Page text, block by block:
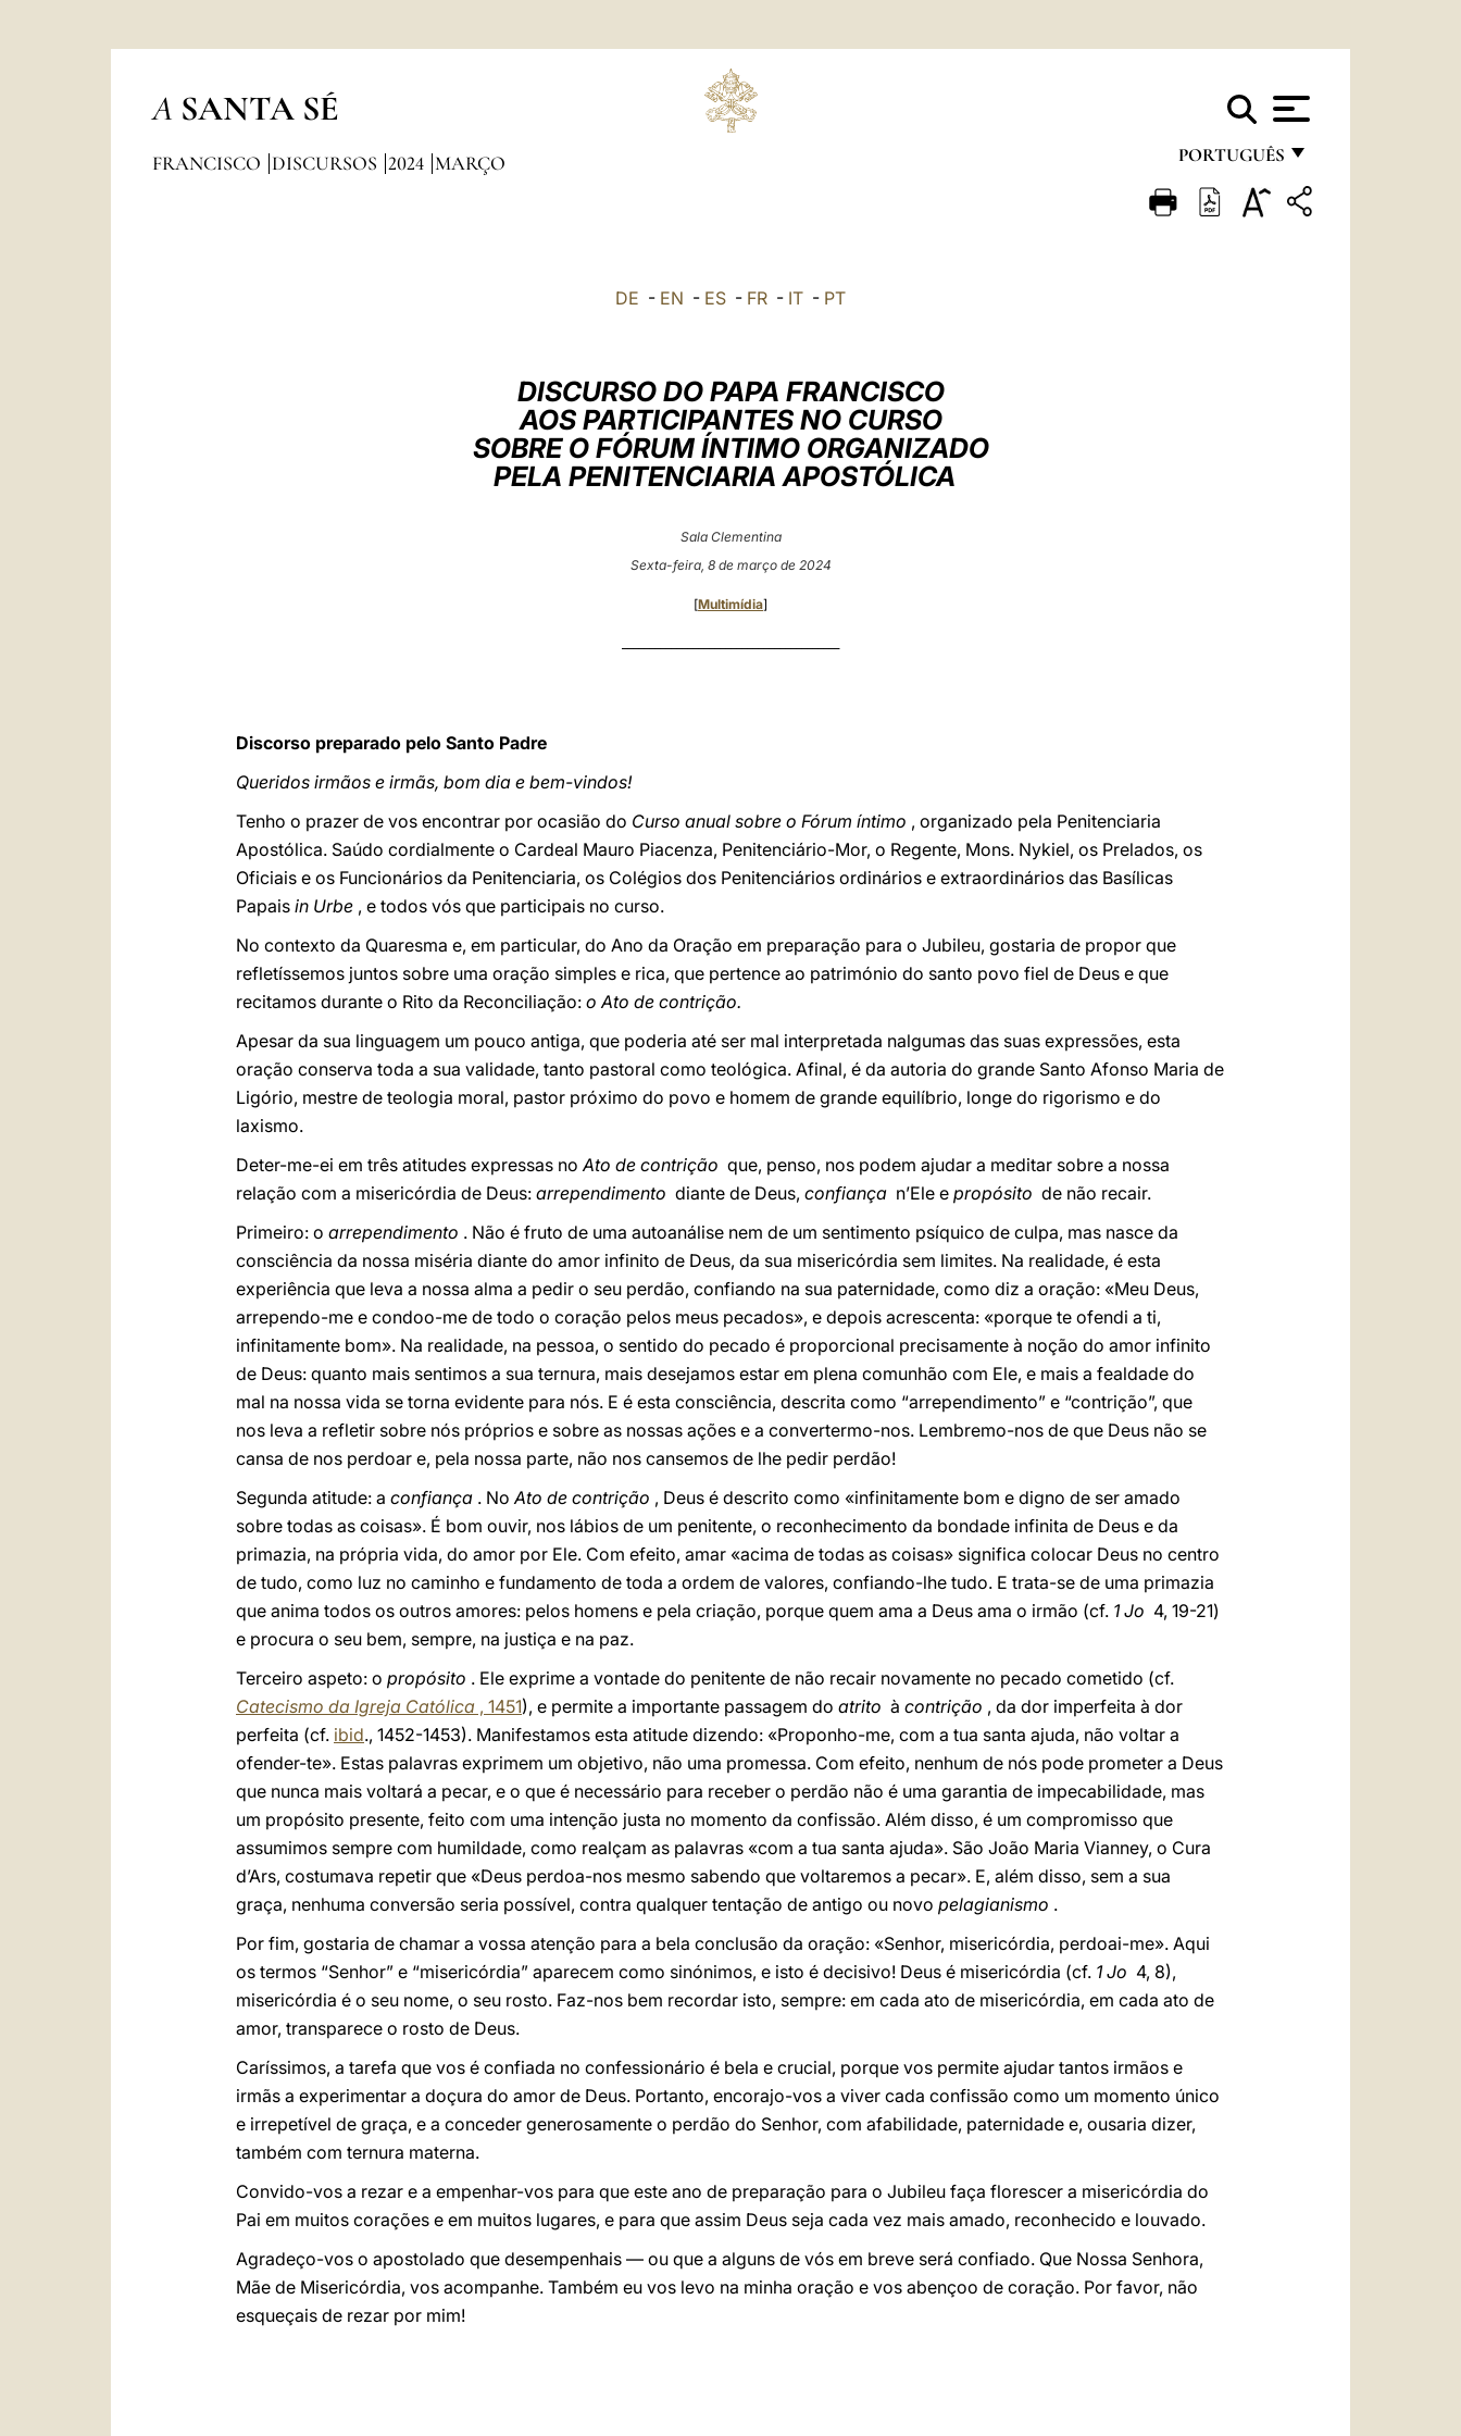
A SANTA SÉ
PORTUGUÊS
FRANÇAIS
FRANCISCO DISCURSOS 2024 MARÇO
DE - EN - ES - FR - IT - PT
DISCURSO DO PAPA FRANCISCO
AOS PARTICIPANTES NO CURSO
SOBRE O FÓRUM ÍNTIMO ORGANIZADO
PELA PENITENCIARIA APOSTÓLICA
Sala Clementina
Sexta-feira, 8 de março de 2024
[Multimídia]
Discorso preparado pelo Santo Padre
Queridos irmãos e irmãs, bom dia e bem-vindos!
Tenho o prazer de vos encontrar por ocasião do Curso anual sobre o Fórum íntimo , organizado pela Penitenciaria
Apostólica. Saúdo cordialmente o Cardeal Mauro Piacenza, Penitenciário-Mor, o Regente, Mons. Nykiel, os Prelados, os
Oficiais e os Funcionários da Penitenciaria, os Colégios dos Penitenciários ordinários e extraordinários das Basílicas
Papais in Urbe , e todos vós que participais no curso.
No contexto da Quaresma e, em particular, do Ano da Oração em preparação para o Jubileu, gostaria de propor que
refletíssemos juntos sobre uma oração simples e rica, que pertence ao património do santo povo fiel de Deus e que
recitamos durante o Rito da Reconciliação: o Ato de contrição.
Apesar da sua linguagem um pouco antiga, que poderia até ser mal interpretada nalgumas das suas expressões, esta
oração conserva toda a sua validade, tanto pastoral como teológica. Afinal, é da autoria do grande Santo Afonso Maria de
Ligório, mestre de teologia moral, pastor próximo do povo e homem de grande equilíbrio, longe do rigorismo e do
laxismo.
Deter-me-ei em três atitudes expressas noAto de contrição que, penso, nos podem ajudar a meditar sobre a nossa
relação com a misericórdia de Deus: arrependimento diante de Deus, confiança n’Ele e propósito de não recair.
Primeiro: o arrependimento . Não é fruto de uma autoanálise nem de um sentimento psíquico de culpa, mas nasce da
consciência da nossa miséria diante do amor infinito de Deus, da sua misericórdia sem limites. Na realidade, é esta
experiência que leva a nossa alma a pedir o seu perdão, confiando na sua paternidade, como diz a oração: «Meu Deus,
arrependo-me e condoo-me de todo o coração pelos meus pecados», e depois acrescenta: «porque te ofendi a ti,
infinitamente bom». Na realidade, na pessoa, o sentido do pecado é proporcional precisamente à noção do amor infinito
de Deus: quanto mais sentimos a sua ternura, mais desejamos estar em plena comunhão com Ele, e mais a fealdade do
mal na nossa vida se torna evidente para nós. E é esta consciência, descrita como “arrependimento” e “contrição”, que
nos leva a refletir sobre nós próprios e sobre as nossas ações e a convertermo-nos. Lembremo-nos de que Deus não se
cansa de nos perdoar e, pela nossa parte, não nos cansemos de lhe pedir perdão!
Segunda atitude: a confiança . NoAto de contrição , Deus é descrito como «infinitamente bom e digno de ser amado
sobre todas as coisas». É bom ouvir, nos lábios de um penitente, o reconhecimento da bondade infinita de Deus e da
primazia, na própria vida, do amor por Ele. Com efeito, amar «acima de todas as coisas» significa colocar Deus no centro
de tudo, como luz no caminho e fundamento de toda a ordem de valores, confiando-lhe tudo. E trata-se de uma primazia
que anima todos os outros amores: pelos homens e pela criação, porque quem ama a Deus ama o irmão (cf. 1 Jo 4, 19-21)
e procura o seu bem, sempre, na justiça e na paz.
Terceiro aspeto: o propósito . Ele exprime a vontade do penitente de não recair novamente no pecado cometido (cf.
Catecismo da Igreja Católica , 1451), e permite a importante passagem do atrito à contrição , da dor imperfeita à dor
perfeita (cf. ibid., 1452-1453). Manifestamos esta atitude dizendo: «Proponho-me, com a tua santa ajuda, não voltar a
ofender-te». Estas palavras exprimem um objetivo, não uma promessa. Com efeito, nenhum de nós pode prometer a Deus
que nunca mais voltará a pecar, e o que é necessário para receber o perdão não é uma garantia de impecabilidade, mas
um propósito presente, feito com uma intenção justa no momento da confissão. Além disso, é um compromisso que
assumimos sempre com humildade, como realçam as palavras «com a tua santa ajuda». São João Maria Vianney, o Cura
d’Ars, costumava repetir que «Deus perdoa-nos mesmo sabendo que voltaremos a pecar». E, além disso, sem a sua
graça, nenhuma conversão seria possível, contra qualquer tentação de antigo ou novo pelagianismo .
Por fim, gostaria de chamar a vossa atenção para a bela conclusão da oração: «Senhor, misericórdia, perdoai-me». Aqui
os termos “Senhor” e “misericórdia” aparecem como sinónimos, e isto é decisivo! Deus é misericórdia (cf. 1 Jo 4, 8),
misericórdia é o seu nome, o seu rosto. Faz-nos bem recordar isto, sempre: em cada ato de misericórdia, em cada ato de
amor, transparece o rosto de Deus.
Caríssimos, a tarefa que vos é confiada no confessionário é bela e crucial, porque vos permite ajudar tantos irmãos e
irmãs a experimentar a doçura do amor de Deus. Portanto, encorajo-vos a viver cada confissão como um momento único
e irrepetível de graça, e a conceder generosamente o perdão do Senhor, com afabilidade, paternidade e, ousaria dizer,
também com ternura materna.
Convido-vos a rezar e a empenhar-vos para que este ano de preparação para o Jubileu faça florescer a misericórdia do
Pai em muitos corações e em muitos lugares, e para que assim Deus seja cada vez mais amado, reconhecido e louvado.
Agradeço-vos o apostolado que desempenhais — ou que a alguns de vós em breve será confiado. Que Nossa Senhora,
Mãe de Misericórdia, vos acompanhe. Também eu vos levo na minha oração e vos abençoo de coração. Por favor, não
esqueçais de rezar por mim!